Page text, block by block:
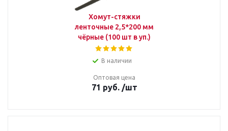
Хомут-стяжки
ленточные 2,5*200 мм
чёрные (100 шт в уп.)
В наличии
Оптовая цена
71 руб. /шт